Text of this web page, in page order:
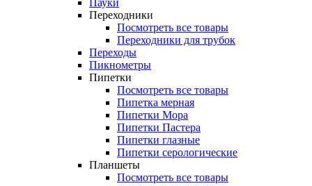
Пауки
Переходники
Посмотреть все товары
Переходники для трубок
Переходы
Пикнометры
Пипетки
Посмотреть все товары
Пипетка мерная
Пипетки Мора
Пипетки Пастера
Пипетки глазные
Пипетки серологические
Планшеты
Посмотреть все товары